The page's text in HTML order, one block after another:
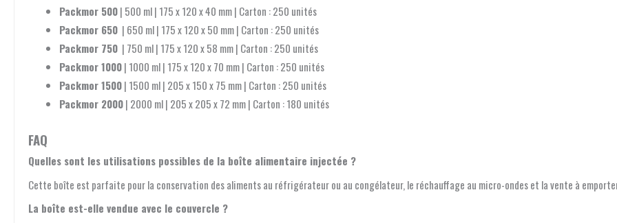
Packmor 500| 500 ml | 175 x 120 x 40 mm | Carton : 250 unités
Packmor 650| 650 ml | 175 x 120 x 50 mm | Carton : 250 unités
Packmor 750| 750 ml | 175 x 120 x 58 mm | Carton : 250 unités
Packmor 1000| 1000 ml | 175 x 120 x 70 mm | Carton : 250 unités
Packmor 1500| 1500 ml | 205 x 150 x 75 mm | Carton : 250 unités
Packmor 2000| 2000 ml | 205 x 205 x 72 mm | Carton : 180 unités
FAQ
Quelles sont les utilisations possibles de la boîte alimentaire injectée ?
Cette boîte est parfaite pour la conservation des aliments au réfrigérateur ou au congélateur, le réchauffage au micro-ondes et la vente à
La boîte est-elle vendue avec le couvercle ?